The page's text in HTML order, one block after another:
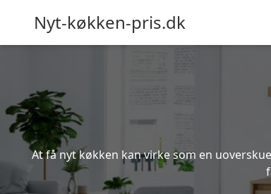
Nyt-køkken-pris.dk
At få nyt køkken kan virke som en